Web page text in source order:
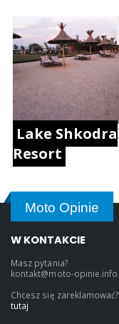
Lake Shkodra
Resort
Moto Opinie
W KONTAKCIE
Masz pytania?
kontakt@moto-opinie.info
Chcesz się zareklamować?
tutaj